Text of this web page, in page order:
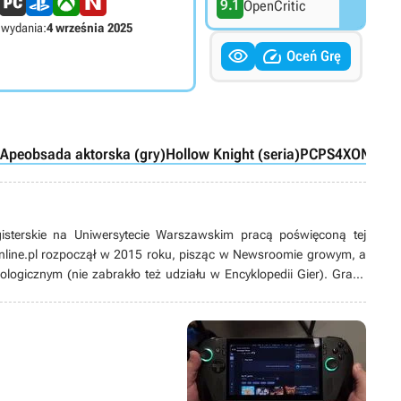
4 września 2025
9.1 OpenCritic
  Oceń Grę
obsada aktorska (gry)Hollow Knight (seria)PCPS4XONE
na Uniwersytecie Warszawskim pracą poświęconą tej
rozpoczął w 2015 roku, pisząc w Newsroomie growym, a
(nie zabrakło też udziału w Encyklopedii Gier). Grami
i w zasadzie wszystkim, co dotyczy gier jako takich. Potrafi
z gier pamiętających czasy Game Boya łupanego (jeśli nie